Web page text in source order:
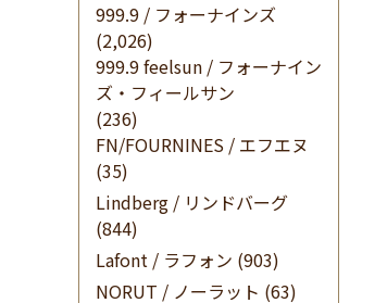
999.9 / フォーナインズ
(2,026)
999.9 feelsun / フォーナイン
ズ・フィールサン
(236)
FN/FOURNINES / エフエヌ
(35)
Lindberg / リンドバーグ
(844)
Lafont / ラフォン (903)
NORUT / ノーラット (63)